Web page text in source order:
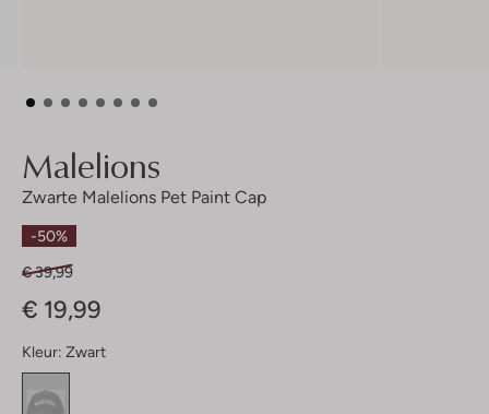
Malelions
Zwarte Malelions Pet Paint Cap
-50%
€ 39,99
€ 19,99
Kleur: Zwart